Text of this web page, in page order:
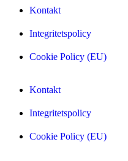
Kontakt
Integritetspolicy
Cookie Policy (EU)
Kontakt
Integritetspolicy
Cookie Policy (EU)